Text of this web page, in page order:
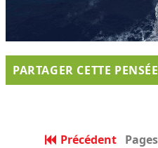
PARTAGER CETTE
Précédent